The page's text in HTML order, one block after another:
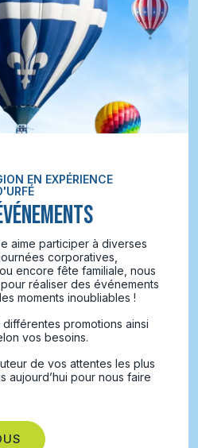
EN EXPÉRIENCE
aime participer à diverses
corporatives,
encore fête familiale, nous
réaliser des événements
moments inoubliables !
promotions ainsi
vos besoins.
de vos attentes les plus
aujourd’hui pour nous faire